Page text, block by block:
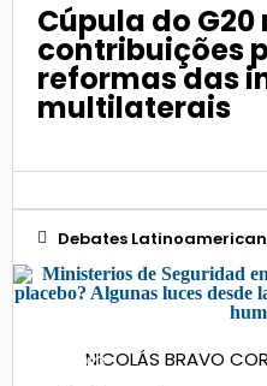
Cúpula do G20
contribuições
reformas das
multilaterais
Debates
28
Jun 2023NICOLÁS BRAVO